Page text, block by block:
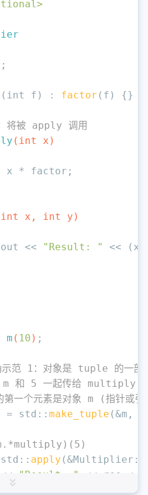
( int f) : factor (f) {}
将被 apply 调用
( int
x)
x * factor;
int x, int
y)
<<
"Result: "
<< (x
m ( 10 ) ;
范 1：对象是 tuple 的一
和 5 一起传给 multiply
个元素是对象 m (指针或引
= std:: make_tuple (&m,
apply
"Result: " << res